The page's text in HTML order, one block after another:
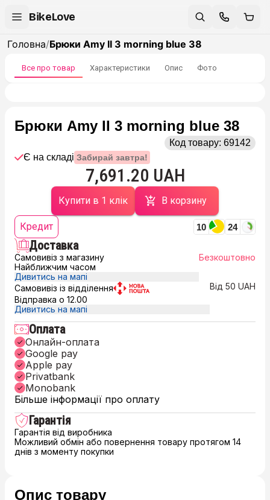
BikeLove
Головна/Брюки Amy II 3 morning blue 38
Все про товар Характеристики Опис Фото
Брюки Amy II 3 morning blue 38
Код товару: 69142
Є на складі Забирай завтра!
7,691.20 UAH
Купити в 1 клік В корзину
Кредит 10 24
Доставка
Самовивіз з магазину
Найближчим часом
Дивитись на мапі
Безкоштовно
Самовивіз із відділення
Відправка о 12.00
Дивитись на мапі
Від 50 UAH
Оплата
Онлайн-оплата
Google pay
Apple pay
Privatbank
Monobank
Більше інформації про оплату
Гарантія
Гарантія від виробника
Можливий обмін або повернення товару протягом 14
днів з моменту покупки
Опис товару